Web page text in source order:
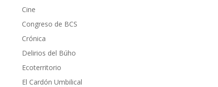
Cine
Congreso de BCS
Crónica
Delirios del Búho
Ecoterritorio
El Cardón Umbilical